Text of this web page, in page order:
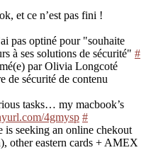
et ce n’est pas fini !
pas optiné pour "souhaite
à ses solutions de sécurité" #
par Olivia Longcoté
de sécurité de contenu
tasks… my macbook’s
4gmysp #
seeking an online chekout
other eastern cards + AMEX